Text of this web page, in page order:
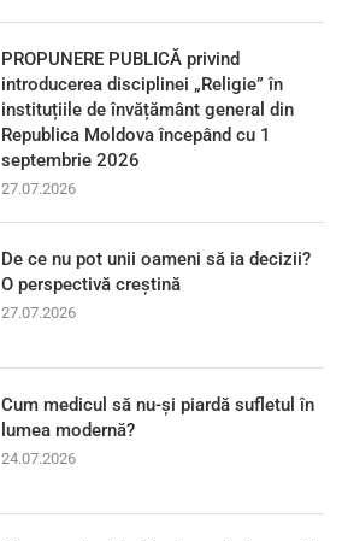
PROPUNERE PUBLICĂ privind
introducerea disciplinei „Religie” în
instituțiile de învățământ general din
Republica Moldova începând cu 1
septembrie 2026
27.07.2026
De ce nu pot unii oameni să ia decizii?
O perspectivă creștină
27.07.2026
Cum medicul să nu-și piardă sufletul în
lumea modernă?
24.07.2026